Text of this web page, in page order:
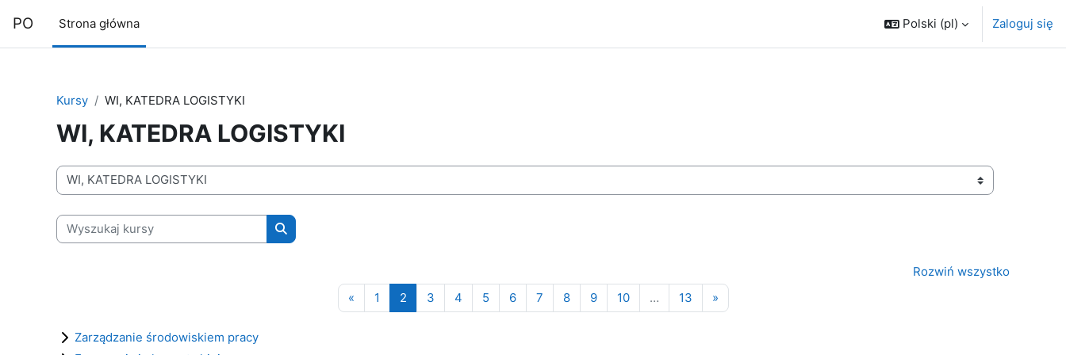
PO Strona główna Polski ‎(pl)‎ Zaloguj się
Kursy WI, KATEDRA LOGISTYKI
WI, KATEDRA LOGISTYKI
Kategorie kursów
Wyszukaj kursy
Wyszukaj kursy
Rozwiń wszystko
«Poprzednia strona
1 Strona 1
2Strona 2
3Strona 3
4Strona 4
5Strona 5
6Strona 6
7Strona 7
8Strona 8
9Strona 9
10Strona 10
… 13Strona 13
»Następna strona
Zarządzanie środowiskiem pracy